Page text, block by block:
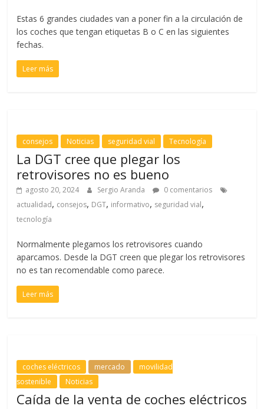
Estas 6 grandes ciudades van a poner fin a la circulación de
los coches que tengan etiquetas B o C en las siguientes
fechas.
Leer más
consejos Noticias seguridad vial Tecnología
La DGT cree que plegar los
retrovisores no es bueno
agosto 20, 2024 Sergio Aranda
0 comentarios
actualidad, consejos, DGT, informativo, seguridad vial,
tecnología
Normalmente plegamos los retrovisores cuando
aparcamos. Desde la DGT creen que plegar los retrovisores
no es tan recomendable como parece.
Leer más
coches eléctricos mercado
movilidad
sostenible
Noticias
Caída de la venta de coches eléctricos